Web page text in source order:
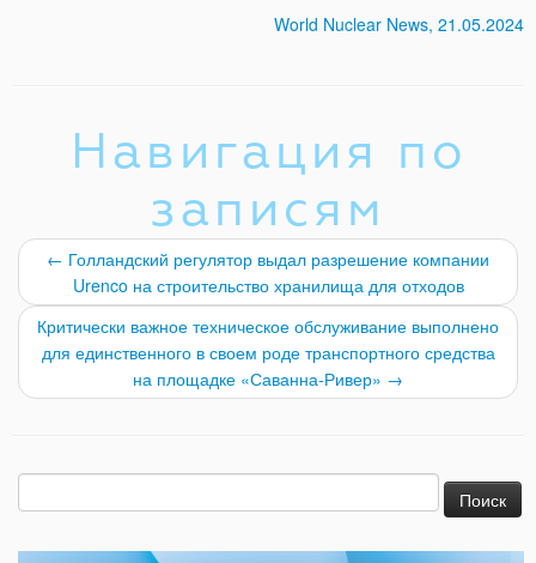
World Nuclear News, 21.05.2024
Навигация по
записям
← Голландский регулятор выдал разрешение компании
Urenco на строительство хранилища для отходов
Критически важное техническое обслуживание выполнено
для единственного в своем роде транспортного средства
на площадке «Саванна-Ривер» →